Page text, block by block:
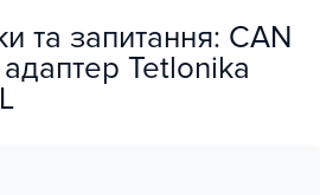
та запитання: CAN
Tetlonika